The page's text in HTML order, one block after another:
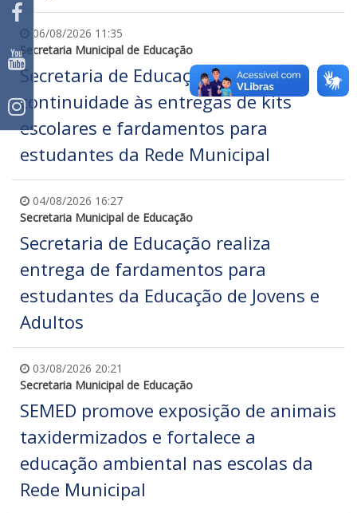
06/08/2026 11:35
Secretaria Municipal de Educação
Secretaria de Educação dá
continuidade às entregas de kits
escolares e fardamentos para
estudantes da Rede Municipal
04/08/2026 16:27
Secretaria Municipal de Educação
Secretaria de Educação realiza
entrega de fardamentos para
estudantes da Educação de Jovens e
Adultos
03/08/2026 20:21
Secretaria Municipal de Educação
SEMED promove exposição de animais
taxidermizados e fortalece a
educação ambiental nas escolas da
Rede Municipal